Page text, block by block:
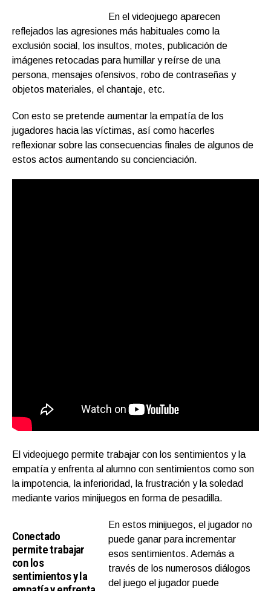
En el videojuego aparecen
reflejados las agresiones más habituales como la
exclusión social, los insultos, motes, publicación de
imágenes retocadas para humillar y reírse de una
persona, mensajes ofensivos, robo de contraseñas y
objetos materiales, el chantaje, etc.
Con esto se pretende aumentar la empatía de los
jugadores hacia las víctimas, así como hacerles
reflexionar sobre las consecuencias finales de algunos de
estos actos aumentando su concienciación.
El videojuego permite trabajar con los sentimientos y la
empatía y enfrenta al alumno con sentimientos como son
la impotencia, la inferioridad, la frustración y la soledad
mediante varios minijuegos en forma de pesadilla.
Conectado
permite trabajar
con los
sentimientos y la
En estos minijuegos, el jugador no
puede ganar para incrementar
esos sentimientos. Además a
través de los numerosos diálogos
del juego el jugador puede